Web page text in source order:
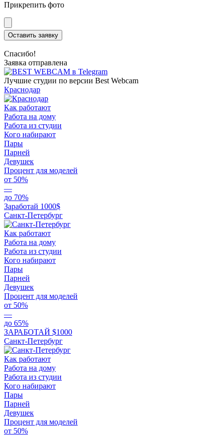
Прикрепить фото
Оставить заявку
Спасибо!
Заявка отправлена
Лучшие студии по версии Best Webcam
Краснодар
Как работают
Работа на дому
Работа из студии
Кого набирают
Пары
Парней
Девушек
Процент для моделей
от 50%
—
до 70%
Заработай 1000$
Санкт-Петербург
Как работают
Работа на дому
Работа из студии
Кого набирают
Пары
Парней
Девушек
Процент для моделей
от 50%
—
до 65%
ЗАРАБОТАЙ $1000
Санкт-Петербург
Как работают
Работа на дому
Работа из студии
Кого набирают
Пары
Парней
Девушек
Процент для моделей
от 50%